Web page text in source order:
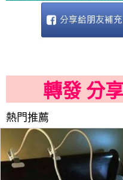
轉發 分
熱門推薦